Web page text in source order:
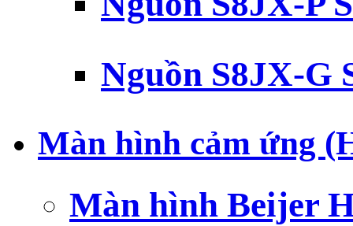
Nguồn S8JX-G
Màn hình cảm ứng
Màn hình Beijer